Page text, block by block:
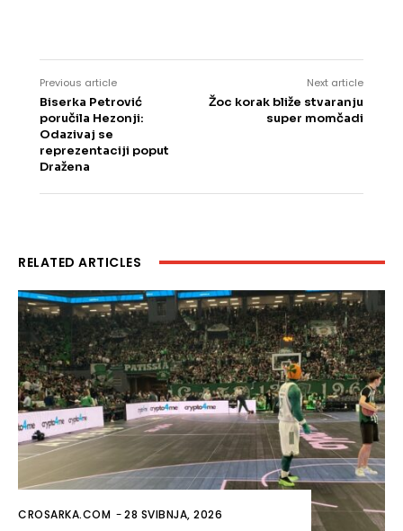
Previous article
Biserka Petrović
poručila Hezonji:
Odazivaj se
reprezentaciji poput
Dražena
Next article
Žoc korak bliže stvaranju
super momčadi
RELATED ARTICLES
CROSARKA.COM -28 SVIBNJA, 2026